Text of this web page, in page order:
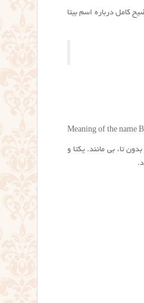
کامل درباره اسم بیتا
Meaning of the name
تا، بی مانند. یکتا و